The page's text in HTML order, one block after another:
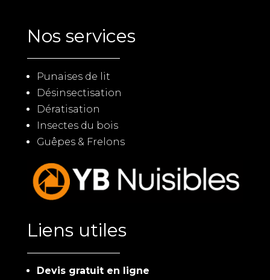
Nos services
Punaises de lit
Désinsectisation
Dératisation
Insectes du bois
Guêpes & Frelons
Liens utiles
Devis gratuit en ligne